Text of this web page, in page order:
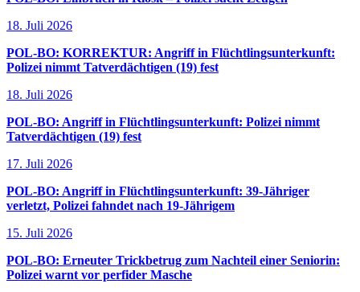
18. Juli 2026
POL-BO: KORREKTUR: Angriff in Flüchtlingsunterkunft:
Polizei nimmt Tatverdächtigen (19) fest
18. Juli 2026
POL-BO: Angriff in Flüchtlingsunterkunft: Polizei nimmt
Tatverdächtigen (19) fest
17. Juli 2026
POL-BO: Angriff in Flüchtlingsunterkunft: 39-Jähriger
verletzt, Polizei fahndet nach 19-Jährigem
15. Juli 2026
POL-BO: Erneuter Trickbetrug zum Nachteil einer Seniorin:
Polizei warnt vor perfider Masche